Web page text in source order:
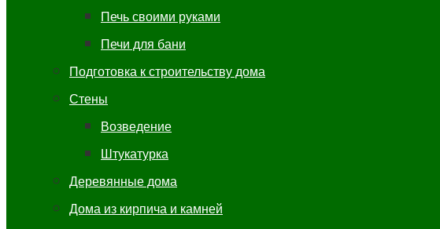
Печь своими руками
Печи для бани
Подготовка к строительству дома
Стены
Возведение
Штукатурка
Деревянные дома
Дома из кирпича и камней